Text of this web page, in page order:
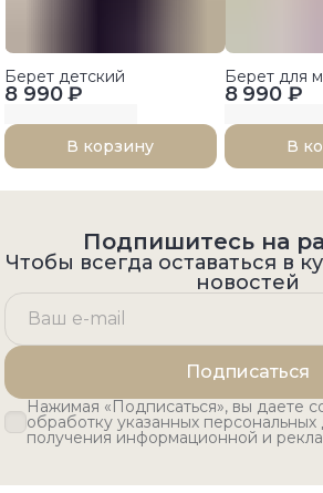
8 990 ₽
Берет детский
В корзину
8 990 ₽
Берет для
В
Подпишитесь на
Чтобы всегда оставаться в
новостей
Подписаться
Нажимая «Подписаться», вы даете
обработку указанных персональных
получения информационной и